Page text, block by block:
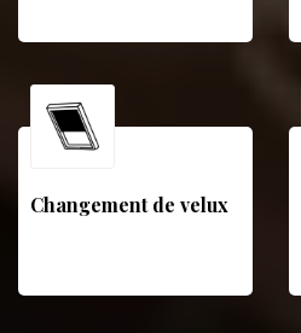
Changement de velux